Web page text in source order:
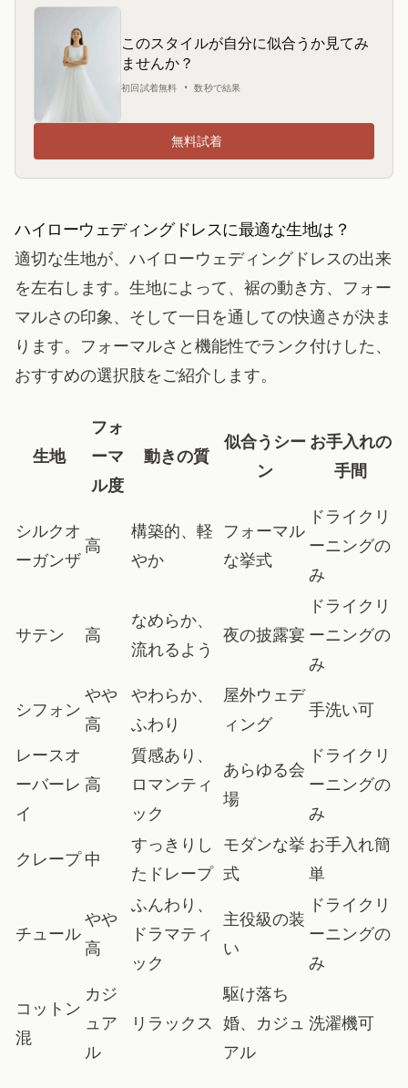
このスタイルが自分に似合うか見てみ
ませんか？
初回試着無料 • 数秒で結果
無料試着
ハイローウェディングドレスに最適な生地は？
適切な生地が、ハイローウェディングドレスの出来
を左右します。生地によって、裾の動き方、フォー
マルさの印象、そして一日を通しての快適さが決ま
ります。フォーマルさと機能性でランク付けした、
おすすめの選択肢をご紹介します。
生地
フォ
ーマ
ル度
動きの質
似合うシー
ン
お手入れの
手間
シルクオ
ーガンザ
高
構築的、軽
やか
フォーマル
な挙式
ドライクリ
ーニングの
み
サテン 高
なめらか、
流れるよう
夜の披露宴
ドライクリ
ーニングの
み
シフォン
やや
高
やわらか、
ふわり
屋外ウェデ
ィング
手洗い可
レースオ
ーバーレ
イ
高
質感あり、
ロマンティ
ック
あらゆる会
場
ドライクリ
ーニングの
み
クレープ 中
すっきりし
たドレープ
モダンな挙
式
お手入れ簡
単
チュール
やや
高
ふんわり、
ドラマティ
ック
主役級の装
い
ドライクリ
ーニングの
み
コットン
混
カジ
ュア
ル
リラックス
駆け落ち
婚、カジュ
アル
洗濯機可